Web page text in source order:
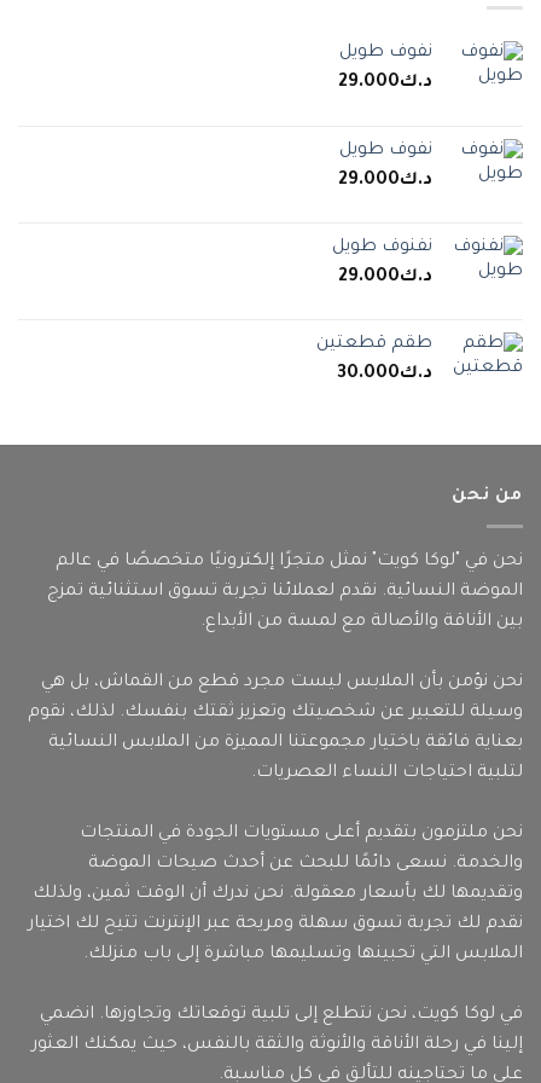
نفوف طويل
د.ك29.000
نفوف طويل
د.ك29.000
نفنوف طويل
د.ك29.000
طقم قطعتين
د.ك30.000
من نحن
نحن في "لوكا كويت" نمثل متجرًا إلكترونيًا متخصصًا في عالم
الموضة النسائية. نقدم لعملائنا تجربة تسوق استثنائية تمزج
بين الأناقة والأصالة مع لمسة من الأبداع.
نحن نؤمن بأن الملابس ليست مجرد قطع من القماش، بل هي
وسيلة للتعبير عن شخصيتك وتعزيز ثقتك بنفسك. لذلك، نقوم
بعناية فائقة باختيار مجموعتنا المميزة من الملابس النسائية
لتلبية احتياجات النساء العصريات.
نحن ملتزمون بتقديم أعلى مستويات الجودة في المنتجات
والخدمة. نسعى دائمًا للبحث عن أحدث صيحات الموضة
وتقديمها لك بأسعار معقولة. نحن ندرك أن الوقت ثمين، ولذلك
نقدم لك تجربة تسوق سهلة ومريحة عبر الإنترنت تتيح لك اختيار
الملابس التي تحبينها وتسليمها مباشرة إلى باب منزلك.
في لوكا كويت، نحن نتطلع إلى تلبية توقعاتك وتجاوزها. انضمي
إلينا في رحلة الأناقة والأنوثة والثقة بالنفس، حيث يمكنك العثور
على ما تحتاجينه للتألق في كل مناسبة.